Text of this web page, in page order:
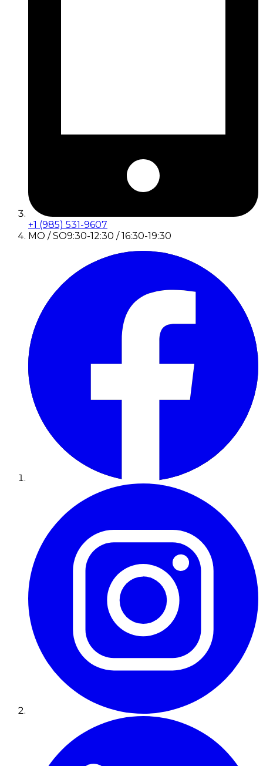
+1 (985) 531-9607
MO / SO9:30-12:30 / 16:30-19:30